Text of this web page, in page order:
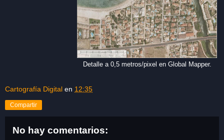
Detalle a 0,5 metros/pixel en Global Mapper.
Cartografía Digital en 12:35
Compartir
No hay comentarios: